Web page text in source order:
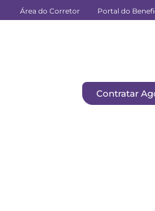
Área do Corretor Portal do
Contratar